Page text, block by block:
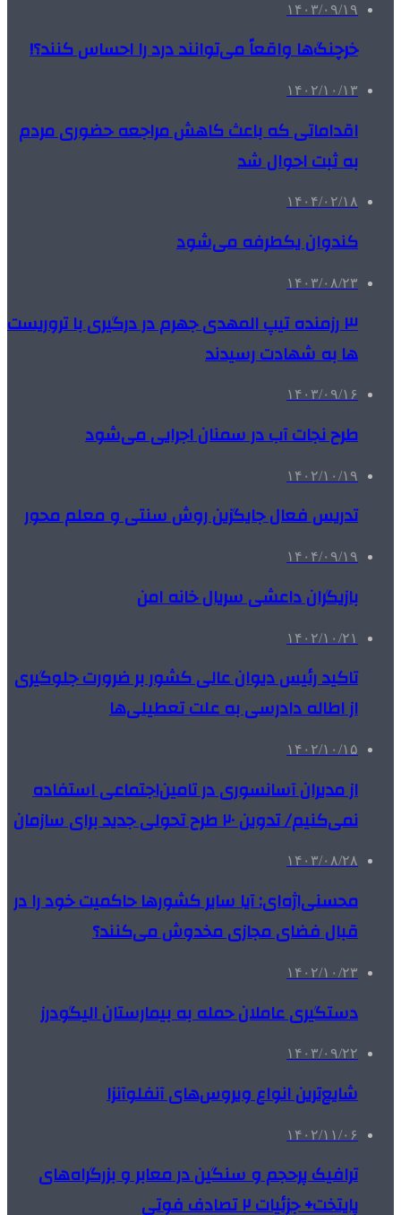
۱۴۰۳/۰۹/۱۹
خرچنگ‌ها واقعاً می‌توانند درد را احساس کنند؟!
۱۴۰۲/۱۰/۱۳
اقداماتی که باعث کاهش مراجعه حضوری مردم
به ثبت احوال شد
۱۴۰۴/۰۲/۱۸
کندوان یکطرفه می‌شود
۱۴۰۳/۰۸/۲۳
۳ رزمنده تیپ المهدی جهرم در درگیری با تروریست
ها به شهادت رسیدند
۱۴۰۳/۰۹/۱۶
طرح نجات آب در سمنان اجرایی می‌شود
۱۴۰۲/۱۰/۱۹
تدریس فعال جایگزین روش سنتی و معلم محور
۱۴۰۴/۰۹/۱۹
بازیگران داعشی سریال خانه امن
۱۴۰۲/۱۰/۲۱
تاکید رئیس دیوان عالی کشور بر ضرورت جلوگیری
از اطاله‌ دادرسی به علت تعطیلی‌ها
۱۴۰۲/۱۰/۱۵
از مدیران آسانسوری در تامین‌اجتماعی استفاده
نمی‌کنیم/ تدوین ۲۰ طرح تحولی جدید برای سازمان
۱۴۰۳/۰۸/۲۸
محسنی‌اژه‌ای: آیا سایر کشورها حاکمیت خود را در
قبال فضای مجازی مخدوش می‌کنند؟
۱۴۰۲/۱۰/۲۳
دستگیری عاملان حمله‌ به بیمارستان الیگودرز
۱۴۰۳/۰۹/۲۲
شایع‌ترین انواع ویروس‌های آنفلوآنزا
۱۴۰۲/۱۱/۰۶
ترافیک پرحجم و سنگین در معابر و بزرگراه‌های
پایتخت+ جزئیات ۲ تصادف فوتی